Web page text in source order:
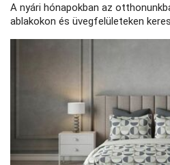
A nyári hónapokban az
ablakokon és üvegfelületeken